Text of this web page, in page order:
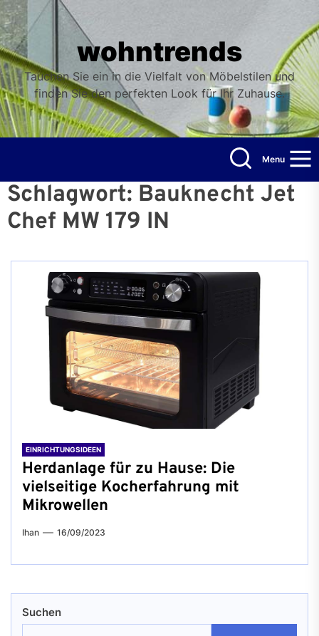
Skip
to
the
content
wohntrends
Tauchen Sie ein in die Vielfalt von Möbelstilen und
finden Sie den perfekten Look für Ihr Zuhause.
Menu
Schlagwort: Bauknecht Jet
Chef MW 179 IN
EINRICHTUNGSIDEEN
Herdanlage für zu Hause: Die
vielseitige Kocherfahrung mit
Mikrowellen
Ihan 16/09/2023
Suchen